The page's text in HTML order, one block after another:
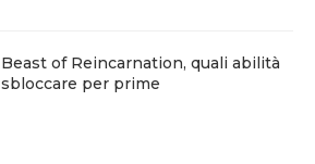
Beast of Reincarnation, quali abilità
sbloccare per prime